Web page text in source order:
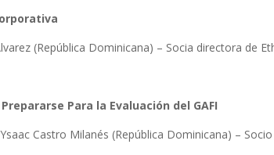
(República Dominicana) – Socia directora de
Para la Evaluación del GAFI
Castro Milanés (República Dominicana) –